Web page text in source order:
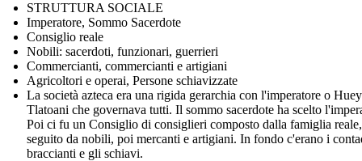
STRUTTURA SOCIALE
Imperatore, Sommo Sacerdote
Consiglio reale
Nobili: sacerdoti, funzionari, guerrieri
Commercianti, commercianti e artigiani
Agricoltori e operai, Persone schiavizzate
La società azteca era una rigida gerarchia con l'imperatore o Huey
Tlatoani che governava tutti. Il sommo sacerdote ha scelto
Poi ci fu un Consiglio di consiglieri composto dalla famiglia reale,
seguito da nobili, poi mercanti e artigiani. In fondo c'erano i
braccianti e gli schiavi.